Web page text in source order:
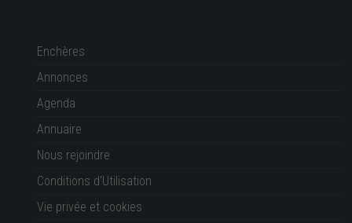
Enchères
Annonces
Agenda
Annuaire
Nous rejoindre
Conditions d'Utilisation
Vie privée et cookies